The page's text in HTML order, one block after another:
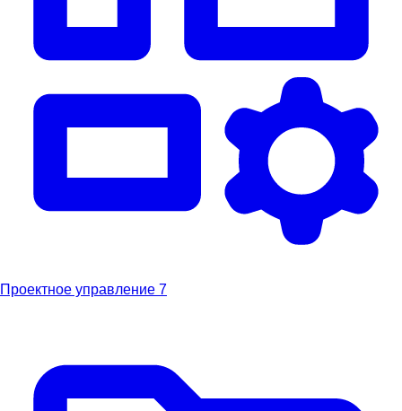
Проектное управление 7